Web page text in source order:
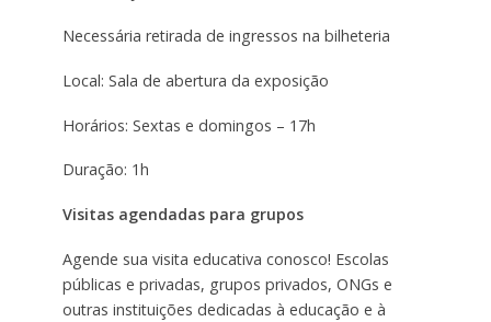
Necessária retirada de ingressos na bilheteria
Local: Sala de abertura da exposição
Horários: Sextas e domingos – 17h
Duração: 1h
Visitas agendadas para grupos
Agende sua visita educativa conosco! Escolas
públicas e privadas, grupos privados, ONGs e
outras instituições dedicadas à educação e à